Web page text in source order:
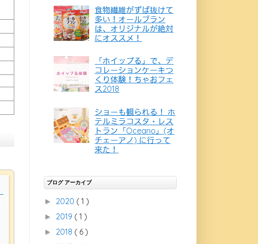
食物繊維がずば抜けて
多い！オールブラン
は、オリジナルが絶対
にオススメ！
「ホイップる」で、デ
コレーションケーキつ
くり体験！ちゃおフェ
ス2018
ショーも観られる！ ホ
テルミラコスタ・レス
トラン「Oceano」(オ
チェーアノ) に行って
来た！
ブログ アーカイブ
► 2020 ( 1 )
► 2019 ( 1 )
► 2018 ( 6 )